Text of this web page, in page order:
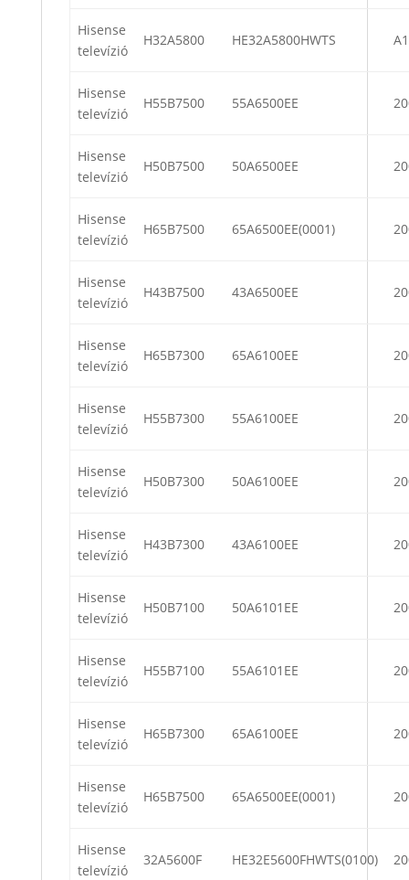
Hisense
televízió
H32A5800 HE32A5800HWTS
Hisense
televízió
H55B7500 55A6500EE
Hisense
televízió
H50B7500 50A6500EE
Hisense
televízió
H65B7500 65A6500EE(0001)
Hisense
televízió
H43B7500 43A6500EE
Hisense
televízió
H65B7300 65A6100EE
Hisense
televízió
H55B7300 55A6100EE
Hisense
televízió
H50B7300 50A6100EE
Hisense
televízió
H43B7300 43A6100EE
Hisense
televízió
H50B7100 50A6101EE
Hisense
televízió
H55B7100 55A6101EE
Hisense
televízió
H65B7300 65A6100EE
Hisense
televízió
H65B7500 65A6500EE(0001)
Hisense
televízió
32A5600F HE32E5600FHWTS(0100)